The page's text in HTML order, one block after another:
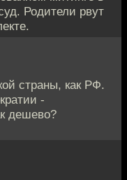
Родители рвут
страны, как РФ.
-
дешево?